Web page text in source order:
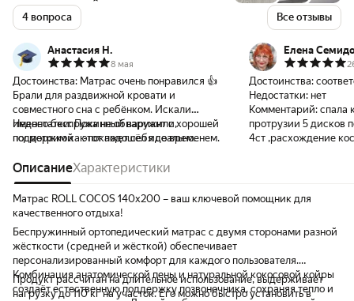
4 вопроса Все отзывы
Анастасия Н.
8 мая
Достоинства: Матрас очень понравился 👍
Брали для раздвижной кровати и
совместного сна с ребёнком. Искали
именно беспружинный вариант с хорошей
поддержкой - этот подошёл идеально.
разной жёсткости: одна помягче, другая
плотнее с кокосом. Для ребёнка это
особенно важно - поверхность ровная и
упругая. При этом взрослому тоже
запаха, быстро расправился после
распаковки. Чехол приятный на ощупь, сам
матрас выглядит качественно и добротно.
За свою цену очень удачный вариант 👍
Недостатки: Пока не обнаружили,
посмотрим как покажет себя со временем.
Елена
Достоинства:
Недостатки: нет
Комментарий: спала
протрузии 5 дисков
4ст ,расхождение
несколько лет спала
магазину.
ОписаниеХарактеристики
Матрас ROLL COCOS 140x200 – ваш ключевой помощник для
качественного отдыха!
Беспружинный ортопедический матрас с двумя сторонами разной
жёсткости (средней и жёсткой) обеспечивает
персонализированный комфорт для каждого пользователя.
Комбинация анатомической пены и натуральной кокосовой койры
создаёт естественную поддержку позвоночника, сохраняя тепло и
Продукт рассчитан на длительное использование, выдерживает
нагрузку до 110 кг на участок. Его можно быстро установить в